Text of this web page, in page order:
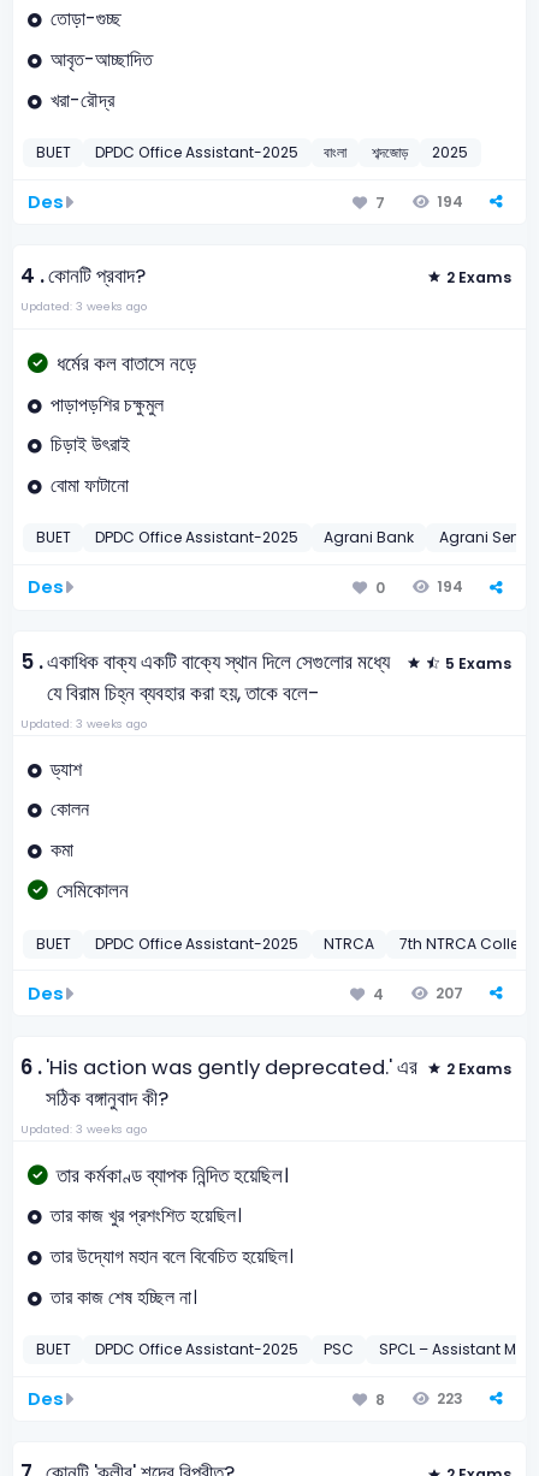
তোড়া-গুচ্ছ
আবৃত-আচ্ছাদিত
খরা-রৌদ্র
BUET DPDC Office Assistant-2025 বাংলা শব্দজোড় 2025
Des 7 194
4 .কোনটি প্রবাদ? 2 Exams
Updated: 3 weeks ago
ধর্মের কল বাতাসে নড়ে
পাড়াপড়শির চক্ষুমুল
চিড়াই উৎরাই
বোমা ফাটানো
BUET DPDC Office Assistant-2025 Agrani Bank Agrani
Des 0 194
5 .একাধিক বাক্য একটি বাক্যে স্থান দিলে সেগুলোর মধ্যে
যে বিরাম চিহ্ন ব্যবহার করা হয়, তাকে বলে-
5 Exams
Updated: 3 weeks ago
ড্যাশ
কোলন
কমা
সেমিকোলন
BUET DPDC Office Assistant-2025 NTRCA 7th NTRCA
Des 4 207
6 .'His action was gently deprecated.' এর
সঠিক বঙ্গানুবাদ কী?
2 Exams
Updated: 3 weeks ago
তার কর্মকাণ্ড ব্যাপক নিন্দিত হয়েছিল।
তার কাজ খুর প্রশংশিত হয়েছিল।
তার উদ্যোগ মহান বলে বিবেচিত হয়েছিল।
তার কাজ শেষ হচ্ছিল না।
BUET DPDC Office Assistant-2025 PSC SPCL – Assistant
Des 8 223